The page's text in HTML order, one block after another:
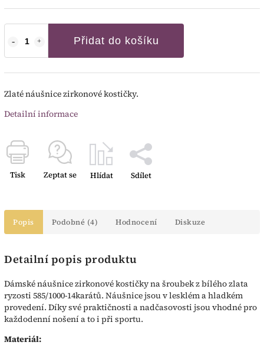
Přidat do košíku
Zlaté náušnice zirkonové kostičky.
Detailní informace
Tisk Zeptat se Hlídat Sdílet
Popis Podobné (4) Hodnocení Diskuze
Detailní popis produktu
Dámské náušnice zirkonové kostičky na šroubek z bílého zlata
ryzosti 585/1000-14karátů. Náušnice jsou v lesklém a hladkém
provedení. Díky své praktičnosti a nadčasovosti jsou vhodné pro
každodenní nošení a to i při sportu.
Materiál: